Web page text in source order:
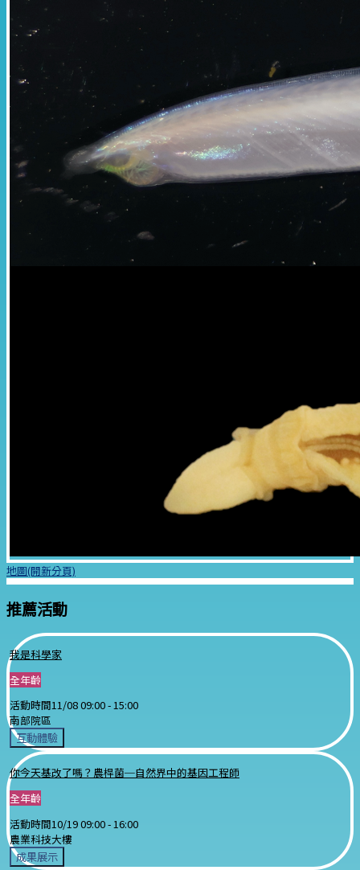
地圖(開新分頁)
推薦活動
我是科學家
全年齡
活動時間11/08 09:00 -15:00
南部院區
互動體驗
你今天基改了嗎？農桿菌─自然界中的基因工程師
全年齡
活動時間10/19 09:00 -16:00
農業科技大樓
成果展示